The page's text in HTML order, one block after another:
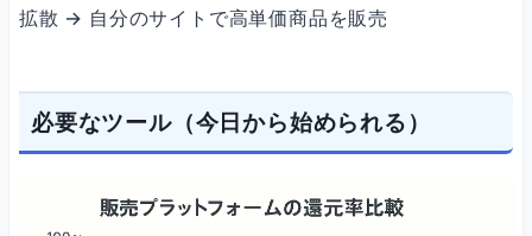
拡散 → 自分のサイトで高単価商品を販売
必要なツール（今日から始められる）